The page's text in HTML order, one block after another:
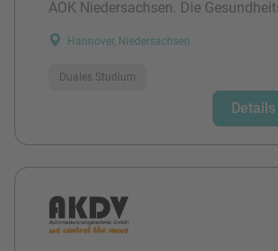
AOK Niedersachsen. Die
Hannover, Niedersachsen
Duales Studium